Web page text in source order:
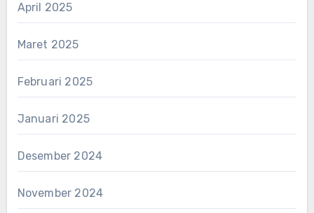
April 2025
Maret 2025
Februari 2025
Januari 2025
Desember 2024
November 2024